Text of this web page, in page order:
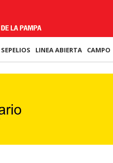
SEPELIOS LINEA ABIERTA CAMPO